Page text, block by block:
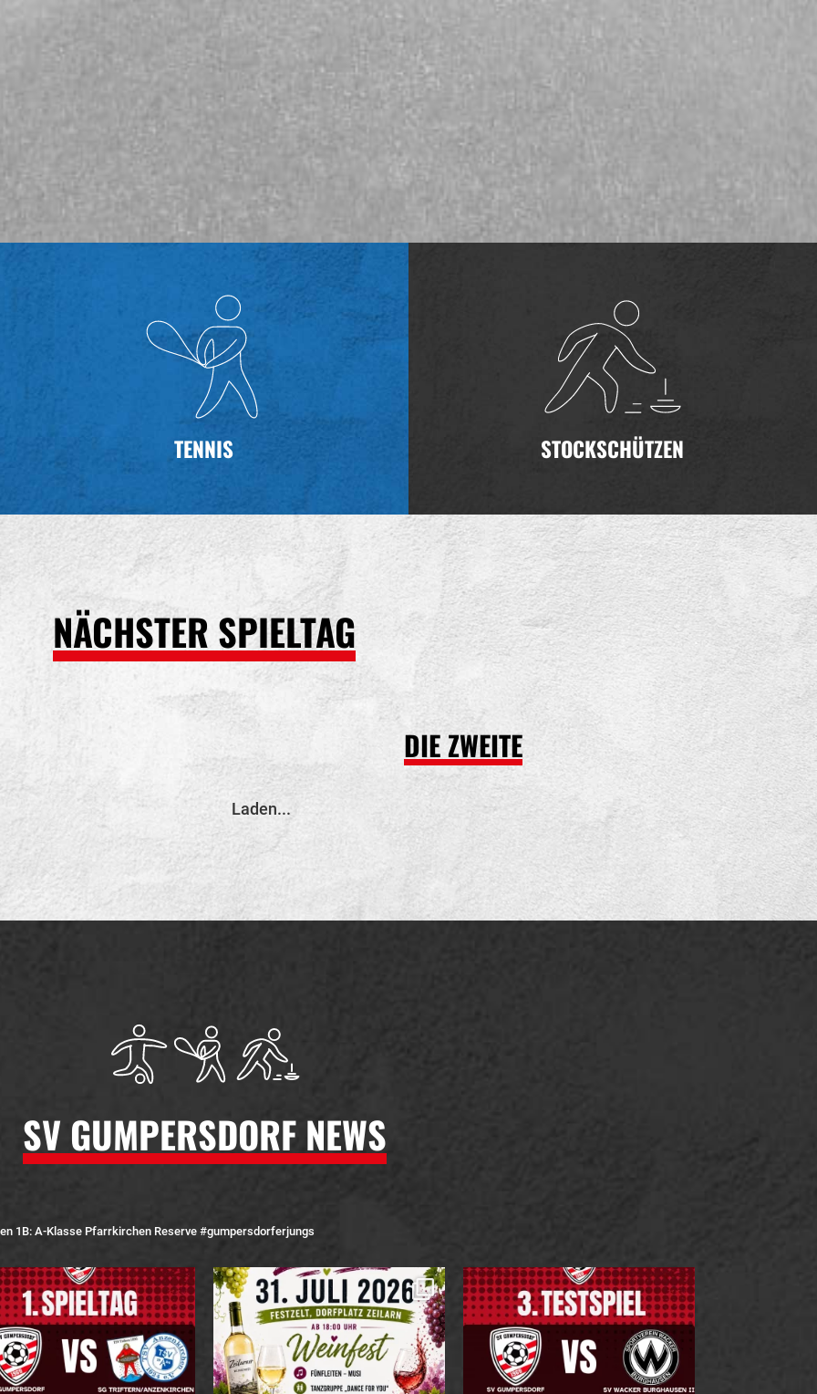
TENNIS STOCKSCHÜTZEN
NÄCHSTER SPIELTAG
DIE ZWEITE
Laden...
SV GUMPERSDORF NEWS
1B: A-Klasse Pfarrkirchen Reserve#gumpersdorferjungs